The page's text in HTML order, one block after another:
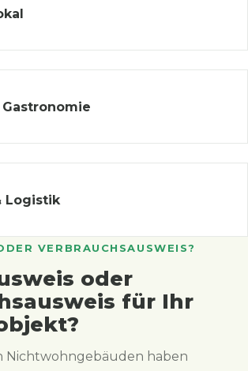
Logistik
VERBRAUCHSAUSWEIS?
oder
für Ihr
Nichtwohngebäuden haben